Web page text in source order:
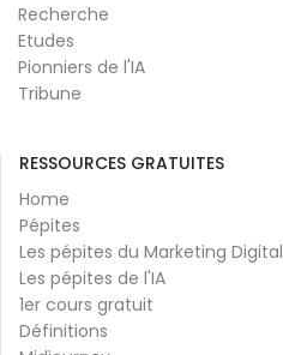
Recherche
Etudes
Pionniers de l'IA
Tribune
RESSOURCES GRATUITES
Home
Pépites
Les pépites du Marketing Digital
Les pépites de l'IA
1er cours gratuit
Définitions